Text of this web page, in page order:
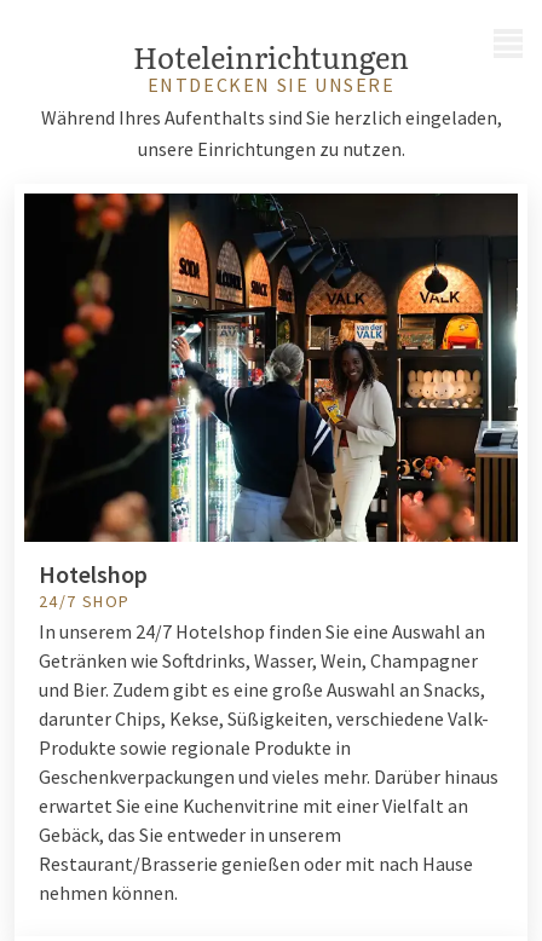
Hoteleinrichtungen
ENTDECKEN SIE UNSERE
Während Ihres Aufenthalts sind Sie herzlich eingeladen,
unsere Einrichtungen zu nutzen.
Hotelshop
24/7 SHOP
In unserem 24/7 Hotelshop finden Sie eine Auswahl an
Getränken wie Softdrinks, Wasser, Wein, Champagner
und Bier. Zudem gibt es eine große Auswahl an Snacks,
darunter Chips, Kekse, Süßigkeiten, verschiedene Valk-
Produkte sowie regionale Produkte in
Geschenkverpackungen und vieles mehr. Darüber hinaus
erwartet Sie eine Kuchenvitrine mit einer Vielfalt an
Gebäck, das Sie entweder in unserem
Restaurant/Brasserie genießen oder mit nach Hause
nehmen können.